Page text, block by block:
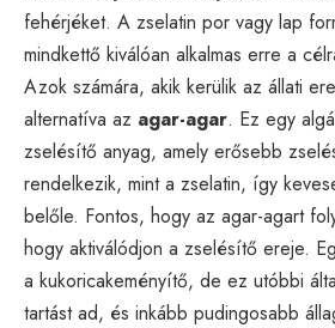
fehérjéket. A zselatin por vagy lap
mindkettő kiválóan alkalmas erre a
Azok számára, akik kerülik az állati
alternatíva az agar-agar. Ez egy
zselésítő anyag, amely erősebb
rendelkezik, mint a zselatin, így
belőle. Fontos, hogy az agar-agart
hogy aktiválódjon a zselésítő ereje.
a kukoricakeményítő, de ez utóbbi
tartást ad, és inkább pudingosabb